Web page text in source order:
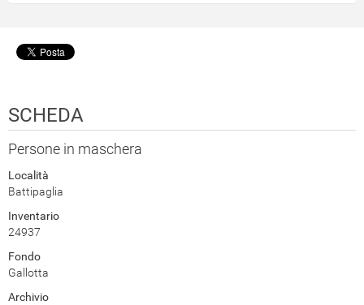
SCHEDA
Persone in maschera
Località
Battipaglia
Inventario
24937
Fondo
Gallotta
Archivio